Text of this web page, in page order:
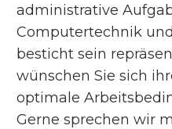
administrative
Computertechnik
besticht sein
wünschen Sie sich
optimale
Gerne sprechen wir